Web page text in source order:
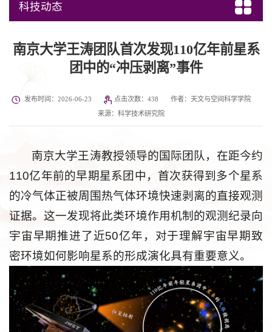
科技动态
南京大学王涛团队首次发现110亿年前星系
团中的“冲压剥离”事件
发布时间：2026-06-23 点击次数：438
作者：天文与空间科学学院
来源：科学技术研究院
南京大学王涛教授领导的国际团队，在距今约
110亿年前的早期星系团中，首次获得到多个星系
的冷气体正被周围热气体环境快速剥离的直接观测
证据。这一发现将此类环境作用机制的观测纪录向
宇宙早期推进了近50亿年，对于理解宇宙早期致
密环境如何影响星系的形成演化具有重要意义。